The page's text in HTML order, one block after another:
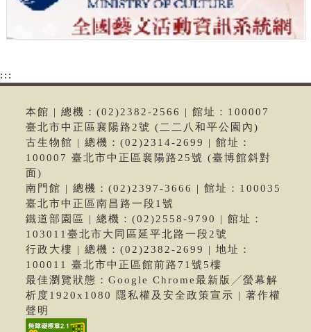
:::
本館 | 總機：(02)2382-2566 | 館址：100007
臺北市中正區襄陽路2號 (二二八和平公園內)
古生物館 | 總機：(02)2314-2699 | 館址：
100007 臺北市中正區襄陽路25號 (臺博館斜對
面)
南門館 | 總機：(02)2397-3666 | 館址：100035
臺北市中正區南昌路一段1號
鐵道部園區 | 總機：(02)2558-9790 | 館址：
103011臺北市大同區延平北路一段2號
行政大樓 | 總機：(02)2382-2699 | 地址：
100011 臺北市中正區館前路71號5樓
最佳瀏覽狀態：Google Chrome最新版╱螢幕解
析度1920x1080 隱私權及安全政策宣示 | 著作權
聲明